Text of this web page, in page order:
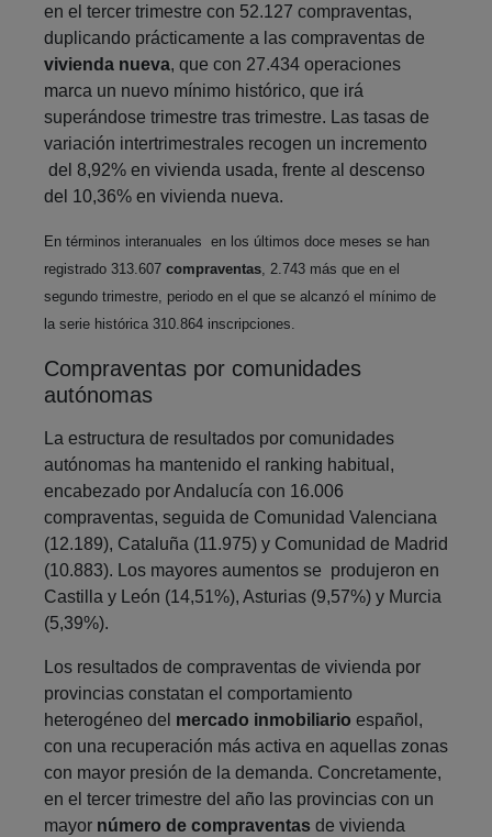
en el tercer trimestre con 52.127 compraventas,
duplicando prácticamente a las compraventas de
vivienda nueva, que con 27.434 operaciones
marca un nuevo mínimo histórico, que irá
superándose trimestre tras trimestre. Las tasas de
variación intertrimestrales recogen un incremento
del 8,92% en vivienda usada, frente al descenso
del 10,36% en vivienda nueva.
En términos interanuales en los últimos doce meses se han
registrado 313.607 compraventas , 2.743 más que en el
segundo trimestre, periodo en el que se alcanzó el mínimo de
la serie histórica 310.864 inscripciones.
Compraventas por comunidades
autónomas
La estructura de resultados por comunidades
autónomas ha mantenido el ranking habitual,
encabezado por Andalucía con 16.006
compraventas, seguida de Comunidad Valenciana
(12.189), Cataluña (11.975) y Comunidad de Madrid
(10.883). Los mayores aumentos se produjeron en
Castilla y León (14,51%), Asturias (9,57%) y Murcia
(5,39%).
Los resultados de compraventas de vivienda por
provincias constatan el comportamiento
heterogéneo del mercado inmobiliario español,
con una recuperación más activa en aquellas zonas
con mayor presión de la demanda. Concretamente,
en el tercer trimestre del año las provincias con un
mayor número de compraventas de vivienda